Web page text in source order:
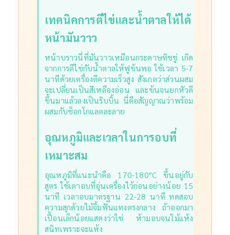
เทคนิคการตีไข่และน้ำตาลให้ได้
หน้ามันวาว
หน้าบราวนี่ที่มันวาวเหมือนกระดาษทิชชู่ เกิด
จากการตีไข่กับน้ำตาลให้ฟูข้นพอ ใช้เวลา 5-7
นาทีด้วยเครื่องตีความเร็วสูง สังเกตว่าส่วนผสม
จะเปลี่ยนเป็นสีเหลืองอ่อน และข้นจนยกหัวตี
ขึ้นมาแล้วลงเป็นริบบิ้น นี่คือสัญญาณว่าพร้อม
ผสมกับช็อกโกแลตละลาย
อุณหภูมิและเวลาในการอบที่
เหมาะสม
อุณหภูมิที่แนะนำคือ 170-180°C ขึ้นอยู่กับ
สูตร ใช้เตาอบที่อุ่นเครื่องไว้ก่อนอย่างน้อย 15
นาทีเวลาอบมาตรฐาน 22-28 นาที ทดสอบ
ความสุกด้วยไม้จิ้มฟันแทงตรงกลาง ถ้าออกมา
เปื้อนเล็กน้อยแสดงว่าใช่ ห้ามอบจนไม้แห้ง
สนิทเพราะจะแห้ง